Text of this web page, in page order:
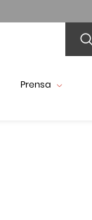
Prensa